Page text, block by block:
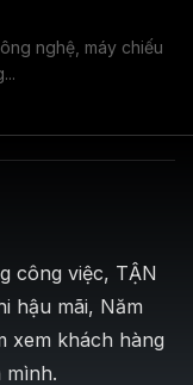
nghệ, máy chiếu
công việc, TẬN
hậu mãi, Năm
xem khách hàng
mình.